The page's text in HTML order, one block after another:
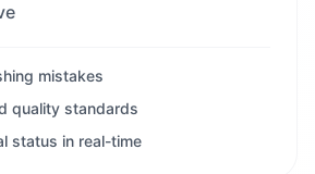
mistakes
quality standards
status in real-time